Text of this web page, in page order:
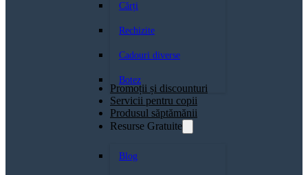
Cărți
Rechizite
Cadouri diverse
Botez
Promoții și discounturi
Servicii pentru copii
Produsul săptămănii
Resurse Gratuite
Blog